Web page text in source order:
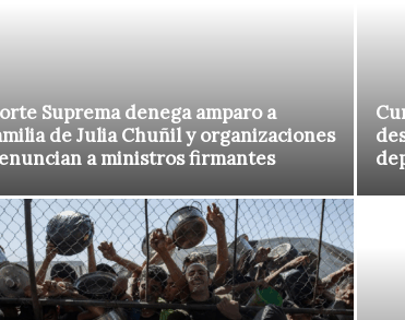
Suprema denega amparo a
de Julia Chuñil y organizaciones
a ministros firmantes